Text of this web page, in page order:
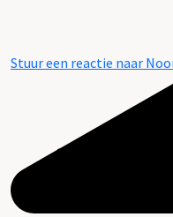
Stuur een reactie naar